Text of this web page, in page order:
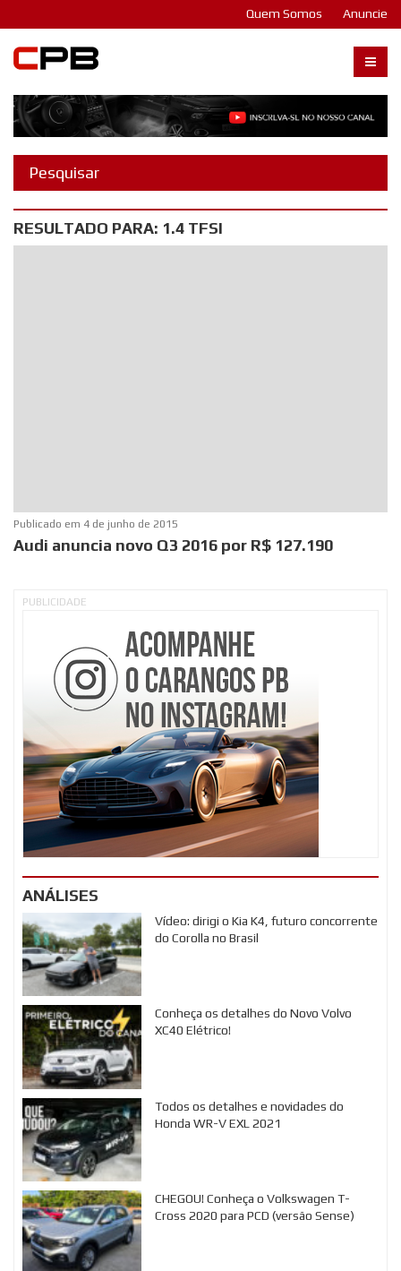
Quem Somos Anuncie
RESULTADO PARA: 1.4 TFSI
Publicado em 4 de junho de 2015
Audi anuncia novo Q3 2016 por R$ 127.190
PUBLICIDADE
ANÁLISES
Vídeo: dirigi o Kia K4, futuro concorrente
do Corolla no Brasil
Conheça os detalhes do Novo Volvo
XC40 Elétrico!
Todos os detalhes e novidades do
Honda WR-V EXL 2021
CHEGOU! Conheça o Volkswagen T-
Cross 2020 para PCD (versão Sense)